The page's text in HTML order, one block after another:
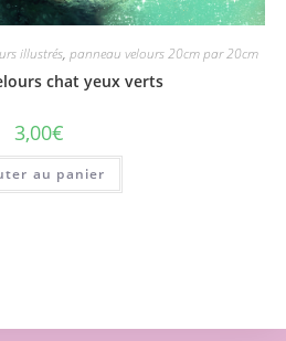
illustrés, panneau velours 20cm par 20cm
chat yeux verts
3,00€
au panier